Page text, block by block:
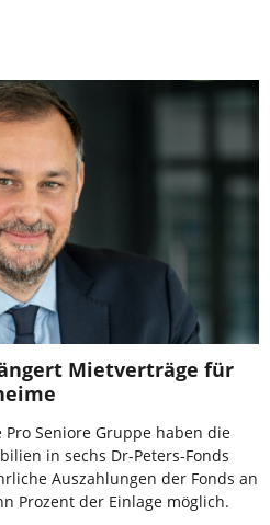
Mietverträge für
Seniore Gruppe haben die
in sechs Dr-Peters-Fonds
Auszahlungen der Fonds an
Prozent der Einlage möglich.